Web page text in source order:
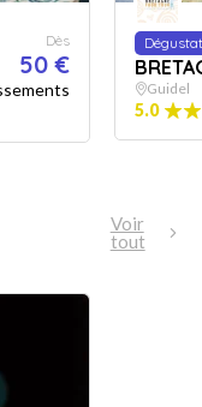
Dès
50 €
Guidel
5.0
Voir
tout